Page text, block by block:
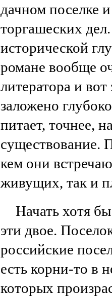
дачном поселке
торгашеских
исторической
романе вообще
литератора и
заложено
питает, точнее,
существование.
кем они
живущих, так и
Начать хотя
эти двое.
российские
есть корни-то в
которых